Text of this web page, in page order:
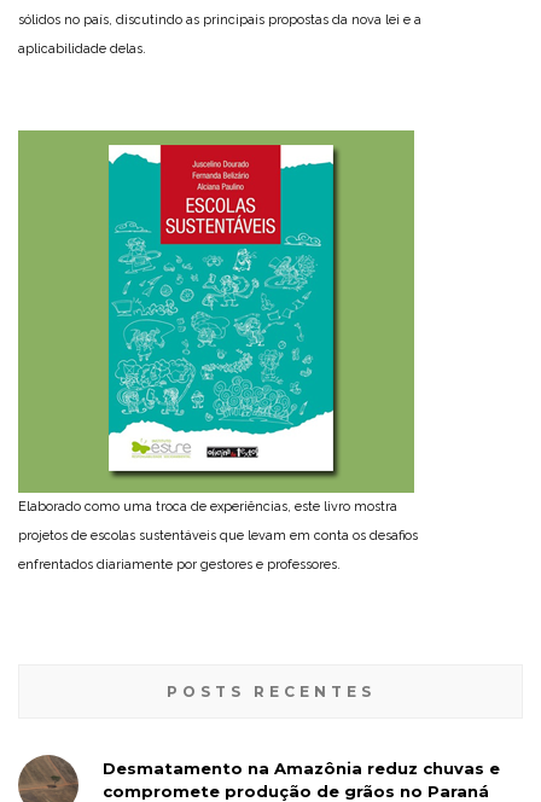
sólidos no país, discutindo as principais propostas da nova lei e a
aplicabilidade delas.
Elaborado como uma troca de experiências, este livro mostra
projetos de escolas sustentáveis que levam em conta os desafios
enfrentados diariamente por gestores e professores.
POSTS RECENTES
Desmatamento na Amazônia reduz chuvas e
compromete produção de grãos no Paraná